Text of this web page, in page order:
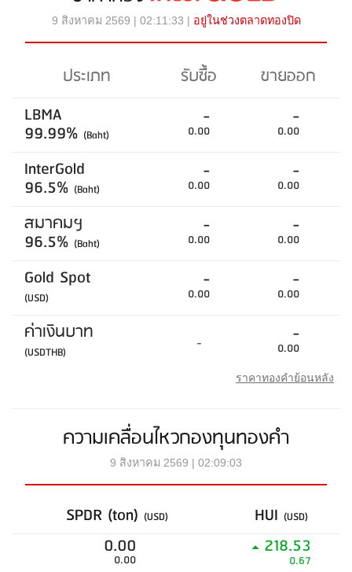
9 สิงหาคม 2569 | 02:11:33 | อยู่ในช่วงตลาดทองปิด
ประเภท รับซื้อ
ขายออก
LBMA
99.99% (Baht)
-
0.00
-
0.00
InterGold
96.5% (Baht)
-
0.00
-
0.00
สมาคมฯ
96.5% (Baht)
-
0.00
-
0.00
Gold Spot
(USD)
-
0.00
-
0.00
ค่าเงินบาท
(USDTHB) - -
0.00
ราคาทองคำย้อนหลัง
ความเคลื่อนไหวกองทุนทองคำ
9 สิงหาคม 2569 | 02:09:03
SPDR (ton) (USD) HUI (USD)
0.00
0.00
218.53
0.67